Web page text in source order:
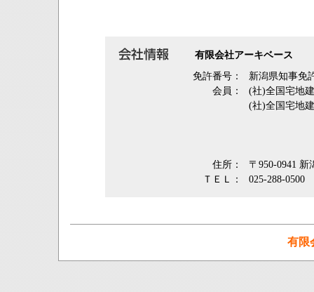
有限会社アーキベース
免許番号：
新潟県知事免
会員：
(社)全国宅地
(社)全国宅地
住所：
〒950-0941
ＴＥＬ：
025-288-0500
有限